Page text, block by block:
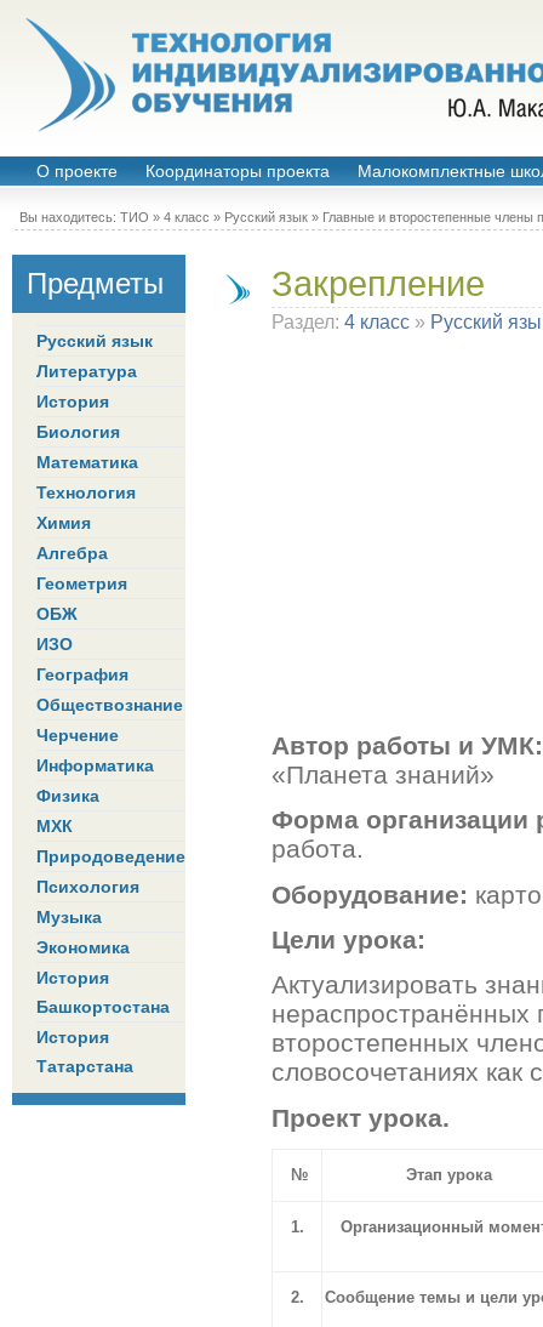
О проекте Координаторы проекта Малокомплектные
Вы находитесь: ТИО » 4 класс » Русский язык » Главные и второстепенные члены
Предметы
Русский язык
Литература
История
Биология
Математика
Технология
Химия
Алгебра
Геометрия
ОБЖ
ИЗО
География
Обществознание
Черчение
Информатика
Физика
МХК
Природоведение
Психология
Музыка
Экономика
История
Башкортостана
История
Татарстана
Закрепление
Раздел: 4 класс » Русский
Автор работы и
«Планета знаний»
Форма организации
работа.
Оборудование:
Цели урока:
Актуализировать
нераспространённых
второстепенных
словосочетаниях
Проект урока.
№ Этап урока
1. Организационный
2. Сообщение темы и цели